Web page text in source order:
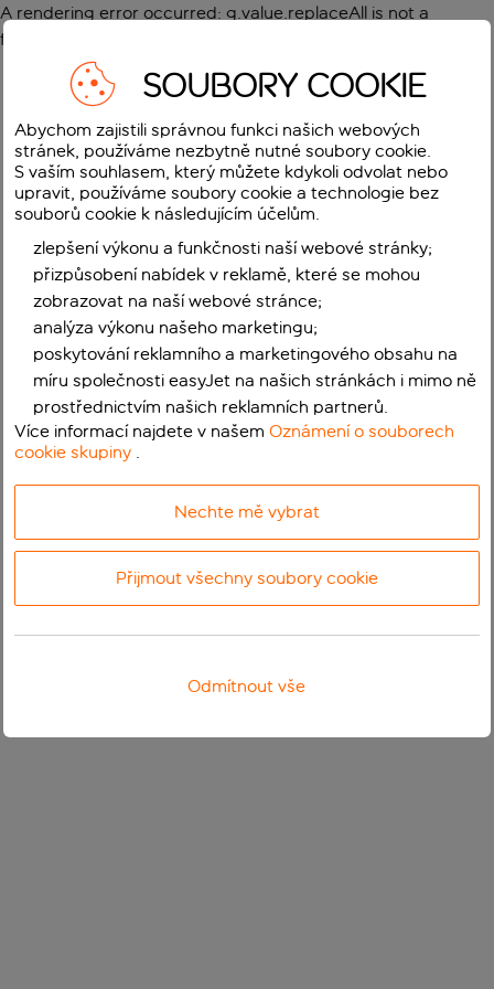
A rendering error occurred: g.value.replaceAll is not a
function
SOUBORY COOKIE
Abychom zajistili správnou funkci našich webových
stránek, používáme nezbytně nutné soubory cookie.
S vaším souhlasem, který můžete kdykoli odvolat nebo
upravit, používáme soubory cookie a technologie bez
souborů cookie k následujícím účelům.
zlepšení výkonu a funkčnosti naší webové stránky;
přizpůsobení nabídek v reklamě, které se mohou
zobrazovat na naší webové stránce;
analýza výkonu našeho marketingu;
poskytování reklamního a marketingového obsahu na
míru společnosti easyJet na našich stránkách i mimo ně
prostřednictvím našich reklamních partnerů.
Více informací najdete v našemOznámení o souborech
cookie skupiny .
Nechte mě vybrat
Přijmout všechny soubory cookie
Odmítnout vše